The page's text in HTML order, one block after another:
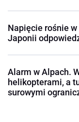
Napięcie rośnie w
Japonii
Alarm w Alpach.
helikopterami, a
surowymi